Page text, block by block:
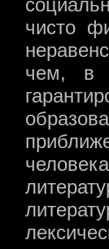
чисто
чем, в